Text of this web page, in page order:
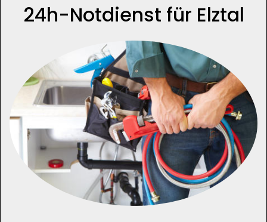
24h-Notdienst für Elztal